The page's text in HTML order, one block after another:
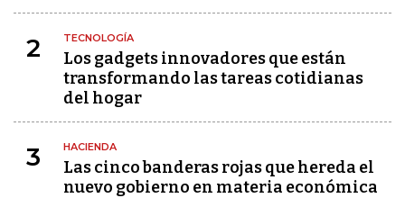
2 TECNOLOGÍA
Los gadgets innovadores que están
transformando las tareas cotidianas
del hogar
3 HACIENDA
Las cinco banderas rojas que hereda el
nuevo gobierno en materia económica